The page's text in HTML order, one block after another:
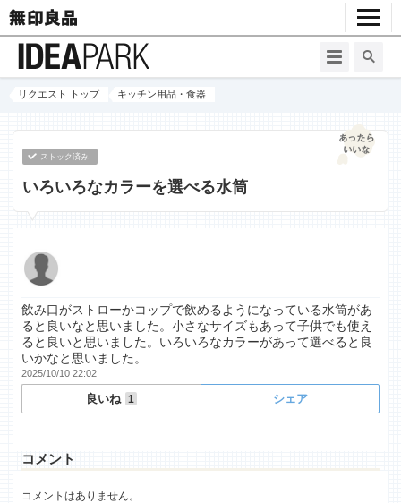
リクエスト トップ キッチン用品・食器
ストック済み
いろいろなカラーを選べる水筒
飲み口がストローかコップで飲めるようになっている水筒があ
ると良いなと思いました。小さなサイズもあって子供でも使え
ると良いと思いました。いろいろなカラーがあって選べると良
いかなと思いました。
2025/10/10 22:02
良いね 1 シェア
コメント
コメントはありません。